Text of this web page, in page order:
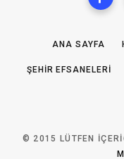
ANA SAYFA
ŞEHIR EFSANELERI
© 2015 LÜTFEN